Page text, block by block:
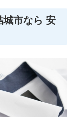
城市なら 安